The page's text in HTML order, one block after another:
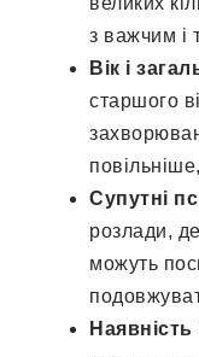
з важчим і
Вік і
старшого
Супутні
розлади,
можуть